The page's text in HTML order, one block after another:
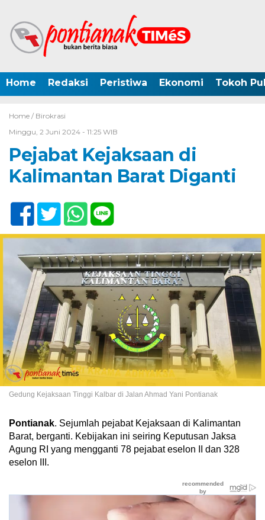
Home Redaksi Peristiwa Ekonomi Tokoh
Home / Birokrasi
Minggu, 2 Juni 2024 - 11:25 WIB
Pejabat Kejaksaan di
Kalimantan Barat Diganti
Gedung Kejaksaan Tinggi Kalbar di Jalan Ahmad Yani Pontianak
Pontianak. Sejumlah pejabat Kejaksaan di Kalimantan
Barat, berganti. Kebijakan ini seiring Keputusan Jaksa
Agung RI yang mengganti 78 pejabat eselon II dan 328
eselon III.